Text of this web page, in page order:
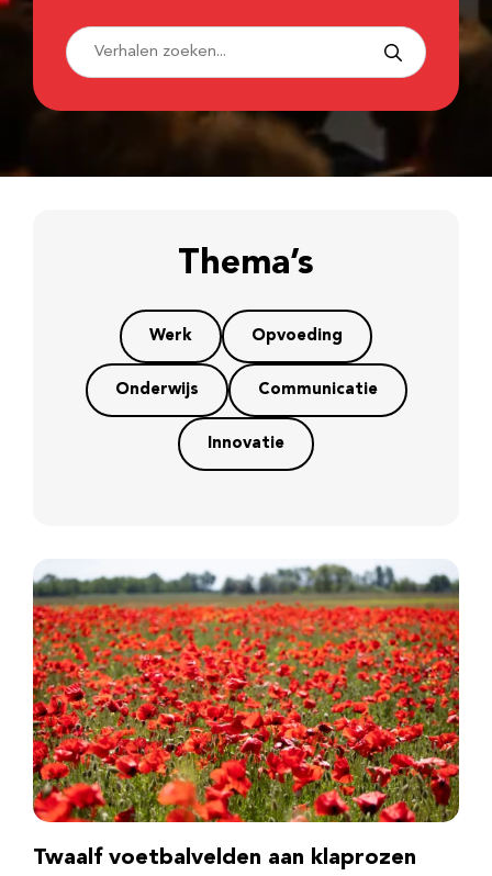
Thema’s
Werk Opvoeding
Onderwijs Communicatie
Innovatie
Twaalf voetbalvelden aan klaprozen